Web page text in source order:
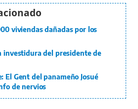
viviendas dañadas por los
investidura del presidente de
El Gent del panameño Josué
de nervios